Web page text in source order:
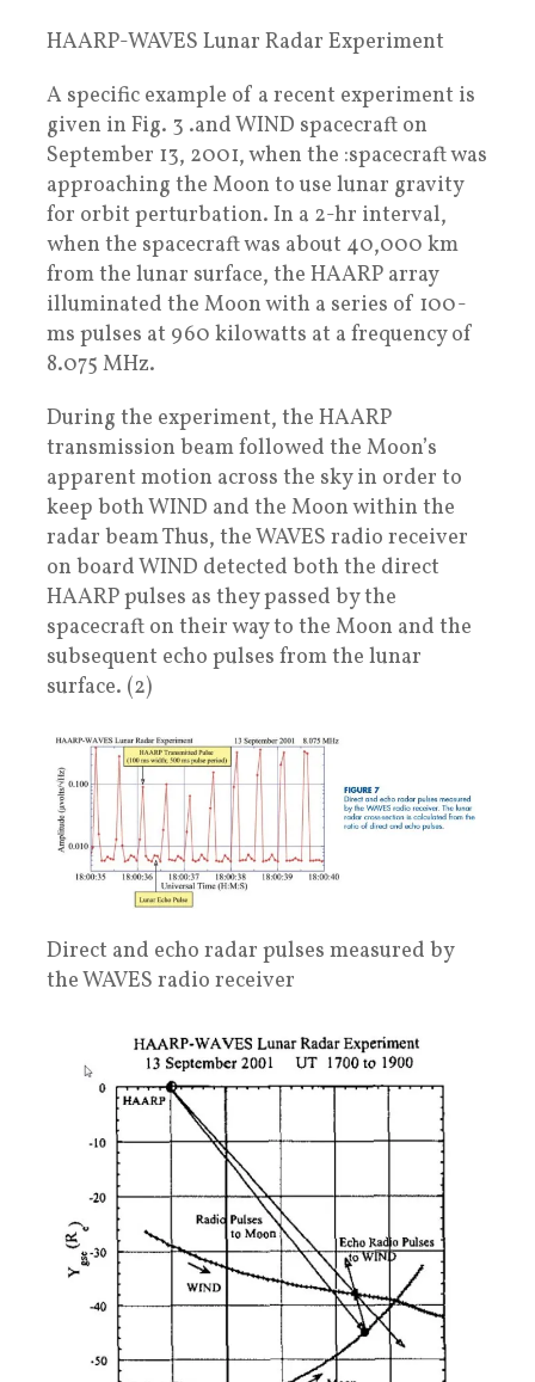
HAARP-WAVES Lunar Radar Experiment
A specific example of a recent experiment is
given in Fig. 3 .and WIND spacecraft on
September 13, 2001, when the :spacecraft was
approaching the Moon to use lunar gravity
for orbit perturbation. In a 2-hr interval,
when the spacecraft was about 40,000 km
from the lunar surface, the HAARP array
illuminated the Moon with a series of 100-
ms pulses at 960 kilowatts at a frequency of
8.075 MHz.
During the experiment, the HAARP
transmission beam followed the Moon’s
apparent motion across the sky in order to
keep both WIND and the Moon within the
radar beam Thus, the WAVES radio receiver
on board WIND detected both the direct
HAARP pulses as they passed by the
spacecraft on their way to the Moon and the
subsequent echo pulses from the lunar
surface. (2)
Direct and echo radar pulses measured by
the WAVES radio receiver